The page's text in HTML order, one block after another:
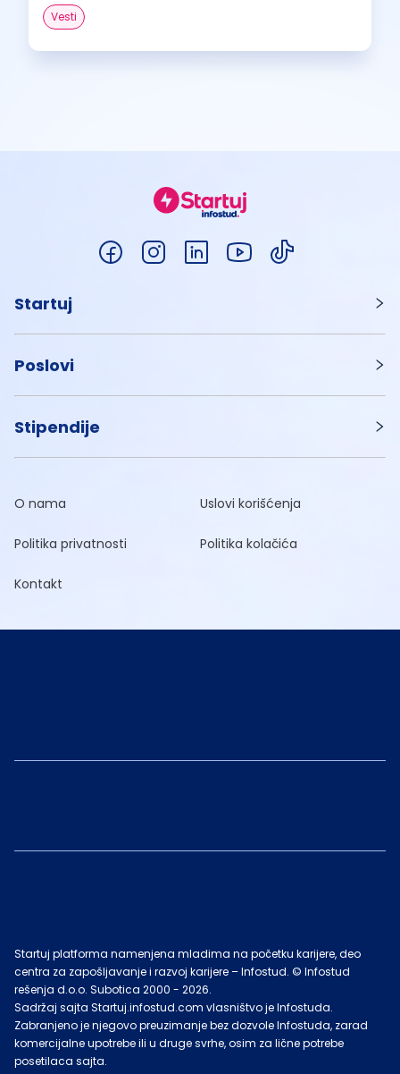
Vesti
Startuj
Poslovi
Stipendije
O nama Uslovi korišćenja
Politika privatnosti Politika kolačića
Kontakt
Startuj platforma namenjena mladima na početku karijere, deo
centra za zapošljavanje i razvoj karijere – Infostud. © Infostud
rešenja d.o.o. Subotica 2000 - 2026.
Sadržaj sajta Startuj.infostud.com vlasništvo je Infostuda.
Zabranjeno je njegovo preuzimanje bez dozvole Infostuda, zarad
komercijalne upotrebe ili u druge svrhe, osim za lične potrebe
posetilaca sajta.